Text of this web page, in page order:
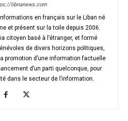
libnanews.com
en français sur le Liban né
et présent sur la toile depuis 2006.
citoyen basé à l’étranger, et formé
de divers horizons politiques,
promotion d’une information factuelle
d’un parti quelconque, pour
dans le secteur de l’information.